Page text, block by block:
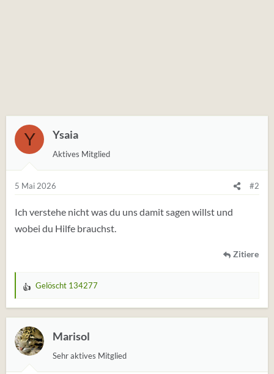
Y Ysaia
Aktives Mitglied
5 Mai 2026 #2
Ich verstehe nicht was du uns damit sagen willst und
wobei du Hilfe brauchst.
Zitiere
W
r
t
u
n
Gelöscht 134277
Marisol
Sehr aktives Mitglied